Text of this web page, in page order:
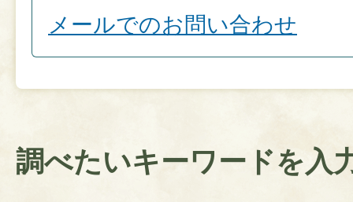
メールでのお問い合わせ
調べたいキーワードを入